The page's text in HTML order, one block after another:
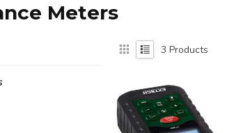
Meters
3 Products